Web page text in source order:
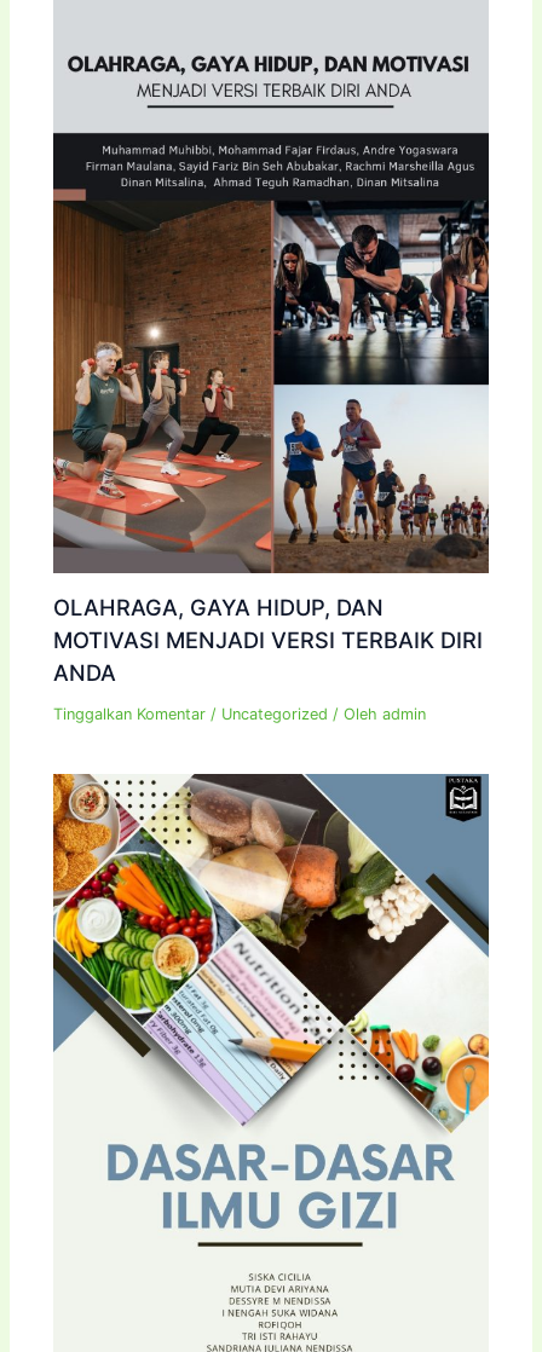
OLAHRAGA, GAYA HIDUP, DAN
MOTIVASI MENJADI VERSI TERBAIK DIRI
ANDA
Tinggalkan Komentar / Uncategorized / Olehadmin